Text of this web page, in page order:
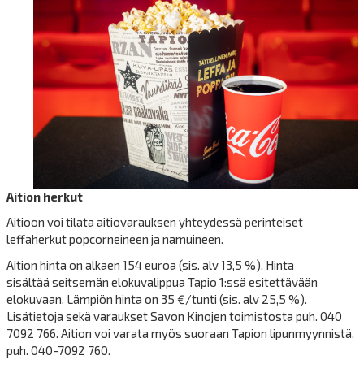
Aition herkut
Aitioon voi tilata aitiovarauksen yhteydessä perinteiset
leffaherkut popcorneineen ja namuineen.
Aition hinta on alkaen 154 euroa (sis. alv 13,5 %). Hinta
sisältää seitsemän elokuvalippua Tapio 1:ssä esitettävään
elokuvaan. Lämpiön hinta on 35 €/tunti (sis. alv 25,5 %).
Lisätietoja sekä varaukset Savon Kinojen toimistosta puh. 040
7092 766. Aition voi varata myös suoraan Tapion lipunmyynnistä,
puh. 040-7092 760.